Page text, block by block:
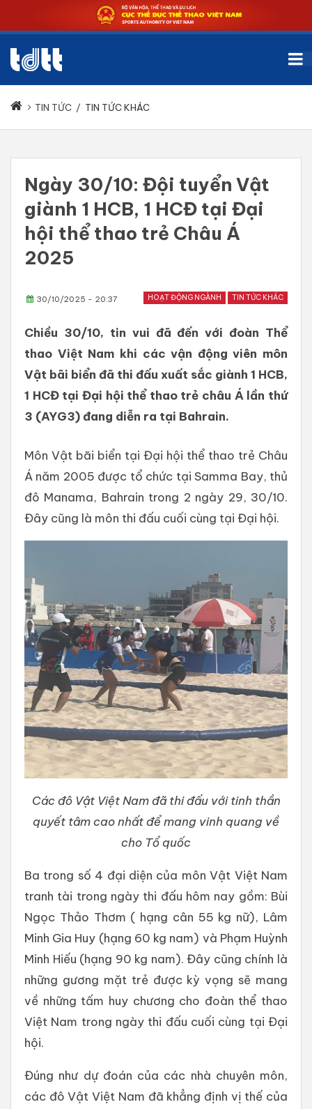
TIN TỨC / TIN TỨC KHÁC
Ngày 30/10: Đội tuyển Vật
giành 1 HCB, 1 HCĐ tại Đại
hội thể thao trẻ Châu Á
2025
HOẠT ĐỘNG NGÀNH TIN TỨC KHÁC
30/10/2025 - 20:37
Chiều 30/10, tin vui đã đến với đoàn Thể
thao Việt Nam khi các vận động viên môn
Vật bãi biển đã thi đấu xuất sắc giành 1 HCB,
1 HCĐ tại Đại hội thể thao trẻ châu Á lần thứ
3 (AYG3) đang diễn ra tại Bahrain.
Môn Vật bãi biển tại Đại hội thể thao trẻ Châu
Á năm 2005 được tổ chức tại Samma Bay, thủ
đô Manama, Bahrain trong 2 ngày 29, 30/10.
Đây cũng là môn thi đấu cuối cùng tại Đại hội.
Các đô Vật Việt Nam đã thi đấu với tinh thần
quyết tâm cao nhất để mang vinh quang về
cho Tổ quốc
Ba trong số 4 đại diện của môn Vật Việt Nam
tranh tài trong ngày thi đấu hôm nay gồm: Bùi
Ngọc Thảo Thơm ( hạng cân 55 kg nữ), Lâm
Minh Gia Huy (hạng 60 kg nam) và Phạm Huỳnh
Minh Hiếu (hạng 90 kg nam). Đây cũng chính là
những gương mặt trẻ được kỳ vọng sẽ mang
về những tấm huy chương cho đoàn thể thao
Việt Nam trong ngày thi đấu cuối cùng tại Đại
hội.
Đúng như dự đoán của các nhà chuyên môn,
các đô Vật Việt Nam đã khẳng định vị thế của